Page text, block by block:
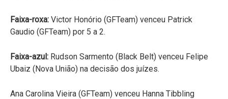
Faixa-roxa: Victor Honório (GFTeam) venceu Patrick
Gaudio (GFTeam) por 5 a 2.
Faixa-azul: Rudson Sarmento (Black Belt) venceu Felipe
Ubaiz (Nova União) na decisão dos juízes.
Ana Carolina Vieira (GFTeam) venceu Hanna Tibbling